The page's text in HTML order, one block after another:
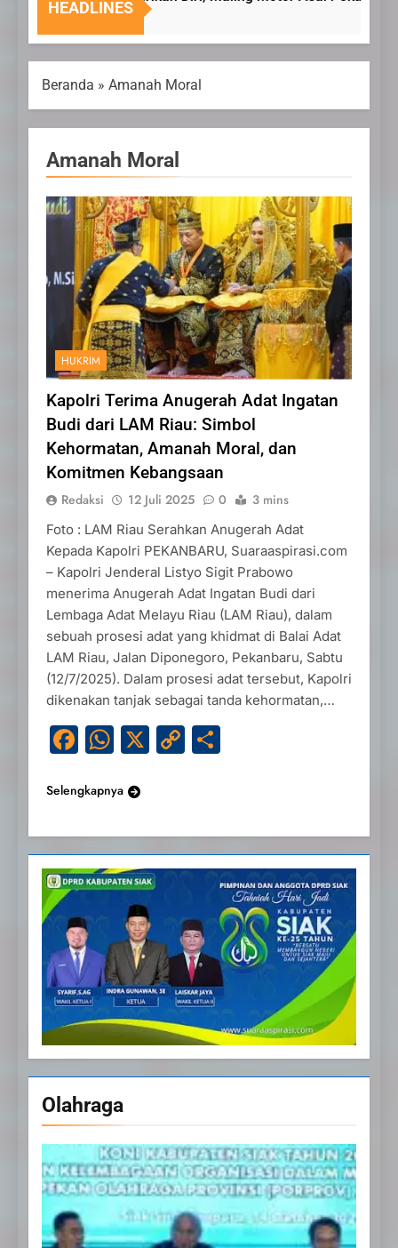
HEADLINES
6 Agustus 2026
Beranda » Amanah Moral
Olahraga
Amanah Moral
HUKRIM
Kapolri Terima Anugerah Adat Ingatan
Budi dari LAM Riau: Simbol
Kehormatan, Amanah Moral, dan
Komitmen Kebangsaan
Redaksi 12 Juli 2025 0 3 mins
Foto : LAM Riau Serahkan Anugerah Adat
Kepada Kapolri PEKANBARU, Suaraaspirasi.com
– Kapolri Jenderal Listyo Sigit Prabowo
menerima Anugerah Adat Ingatan Budi dari
Lembaga Adat Melayu Riau (LAM Riau), dalam
sebuah prosesi adat yang khidmat di Balai Adat
LAM Riau, Jalan Diponegoro, Pekanbaru, Sabtu
(12/7/2025). Dalam prosesi adat tersebut, Kapolri
dikenakan tanjak sebagai tanda kehormatan,…
Facebook
WhatsApp
X
Copy
Selengkapnya